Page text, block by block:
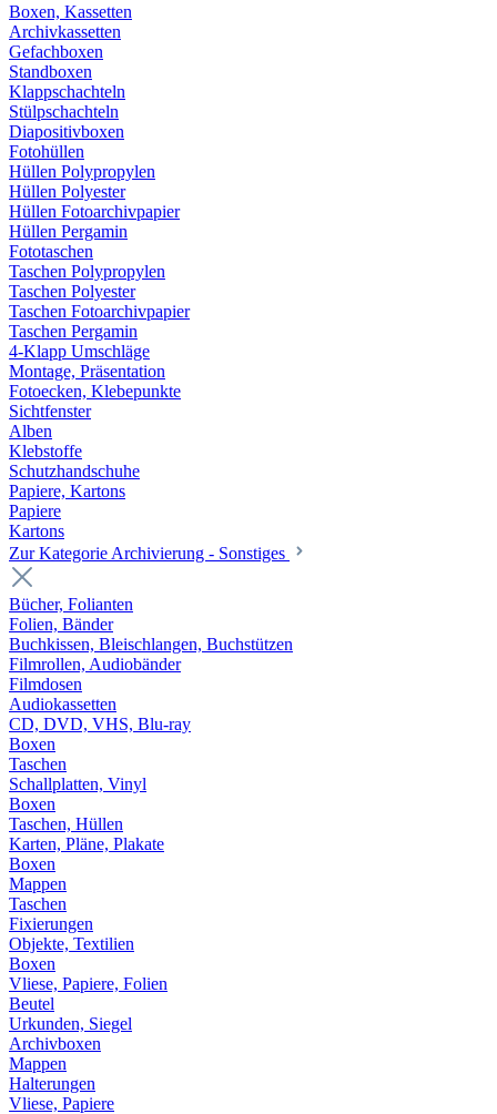
Boxen, Kassetten
Archivkassetten
Gefachboxen
Standboxen
Klappschachteln
Stülpschachteln
Diapositivboxen
Fotohüllen
Hüllen Polypropylen
Hüllen Polyester
Hüllen Fotoarchivpapier
Hüllen Pergamin
Fototaschen
Taschen Polypropylen
Taschen Polyester
Taschen Fotoarchivpapier
Taschen Pergamin
4-Klapp Umschläge
Montage, Präsentation
Fotoecken, Klebepunkte
Sichtfenster
Alben
Klebstoffe
Schutzhandschuhe
Papiere, Kartons
Papiere
Kartons
Zur Kategorie Archivierung - Sonstiges
Bücher, Folianten
Folien, Bänder
Buchkissen, Bleischlangen, Buchstützen
Filmrollen, Audiobänder
Filmdosen
Audiokassetten
CD, DVD, VHS, Blu-ray
Boxen
Taschen
Schallplatten, Vinyl
Boxen
Taschen, Hüllen
Karten, Pläne, Plakate
Boxen
Mappen
Taschen
Fixierungen
Objekte, Textilien
Boxen
Vliese, Papiere, Folien
Beutel
Urkunden, Siegel
Archivboxen
Mappen
Halterungen
Vliese, Papiere